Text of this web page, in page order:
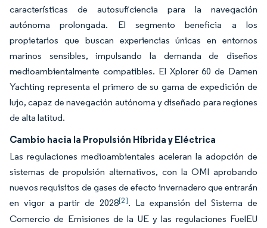
características de autosuficiencia para la navegación
autónoma prolongada. El segmento beneficia a los
propietarios que buscan experiencias únicas en entornos
marinos sensibles, impulsando la demanda de diseños
medioambientalmente compatibles. El Xplorer 60 de Damen
Yachting representa el primero de su gama de expedición de
lujo, capaz de navegación autónoma y diseñado para regiones
de alta latitud.
Cambio hacia la Propulsión Híbrida y Eléctrica
Las regulaciones medioambientales aceleran la adopción de
sistemas de propulsión alternativos, con la OMI aprobando
nuevos requisitos de gases de efecto invernadero que entrarán
en vigor a partir de 2028[2]. La expansión del Sistema de
Comercio de Emisiones de la UE y las regulaciones FuelEU